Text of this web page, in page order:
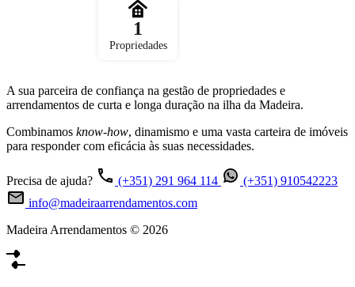
1
Propriedades
A sua parceira de confiança na gestão de propriedades e
arrendamentos de curta e longa duração na ilha da Madeira.
Combinamos know-how, dinamismo e uma vasta carteira de imóveis
para responder com eficácia às suas necessidades.
Precisa de ajuda? (+351) 291 964 114
(+351) 910542223
info@madeiraarrendamentos.com
Madeira Arrendamentos © 2026